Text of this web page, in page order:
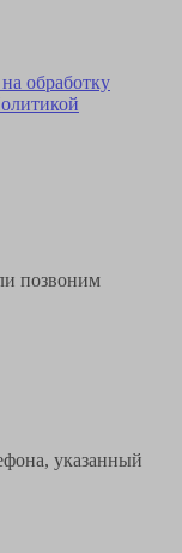
обработку
позвоним
указанный